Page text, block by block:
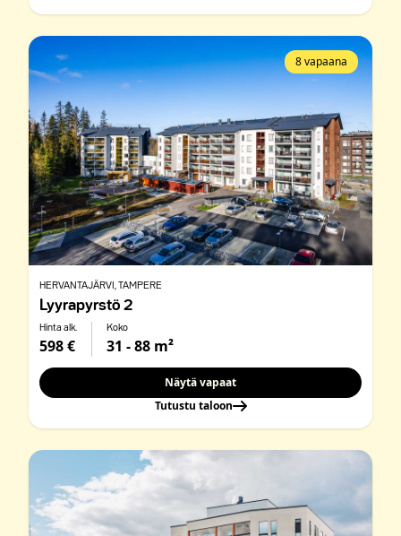
8 vapaana
HERVANTAJÄRVI , TAMPERE
Lyyrapyrstö 2
Hinta alk.
598 €
Koko
31 - 88 m²
Näytä vapaat
Tutustu taloon